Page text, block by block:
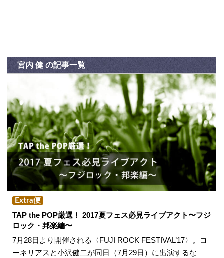
宮内 健 の記事一覧
Extra便
TAP the POP厳選！ 2017夏フェス必見ライブアクト〜フジ
ロック・邦楽編〜
7月28日より開催される〈FUJI ROCK FESTIVAL’17〉。コ
ーネリアスと小沢健二が同日（7月29日）に出演するな